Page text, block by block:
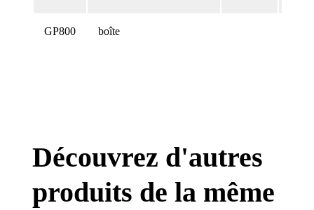
GP800 boîte
Découvrez d'autres
produits de la même